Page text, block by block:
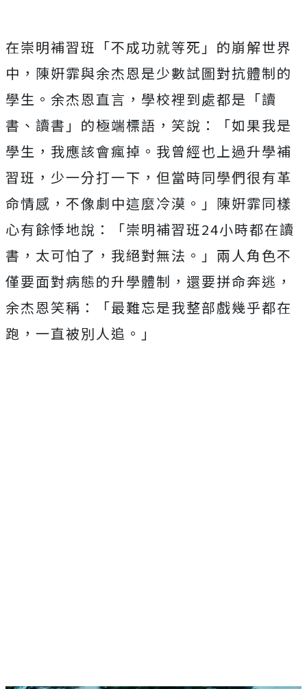
在崇明補習班「不成功就等死」的崩解世界
中， 陳姸霏與余杰恩是少數試圖對抗體制的
學生。余杰恩直言， 學校裡到處都是「讀
書、讀書」的極端標語，笑說：「如果我是
學生，我應該會瘋掉。我曾經也上過升學補
習班， 少一分打一下，但當時同學們很有革
命情感，不像劇中這麼冷漠。」 陳姸霏同樣
心有餘悸地說：「崇明補習班24小時都在讀
書， 太可怕了，我絕對無法。」兩人角色不
僅要面對病態的升學體制， 還要拼命奔逃，
余杰恩笑稱：「最難忘是我整部戲幾乎都在
跑， 一直被別人追。」